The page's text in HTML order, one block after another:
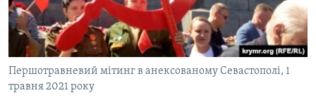
Першотравневий мітинг в анексованому Севастополі, 1
травня 2021 року